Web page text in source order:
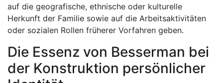
auf die geografische, ethnische oder kulturelle
Herkunft der Familie sowie auf die Arbeitsaktivitäten
oder sozialen Rollen früherer Vorfahren geben.
Die Essenz von Besserman bei
der Konstruktion persönlicher